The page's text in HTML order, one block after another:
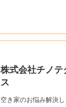
株式会社チノ
ス
空き家のお悩み解決し